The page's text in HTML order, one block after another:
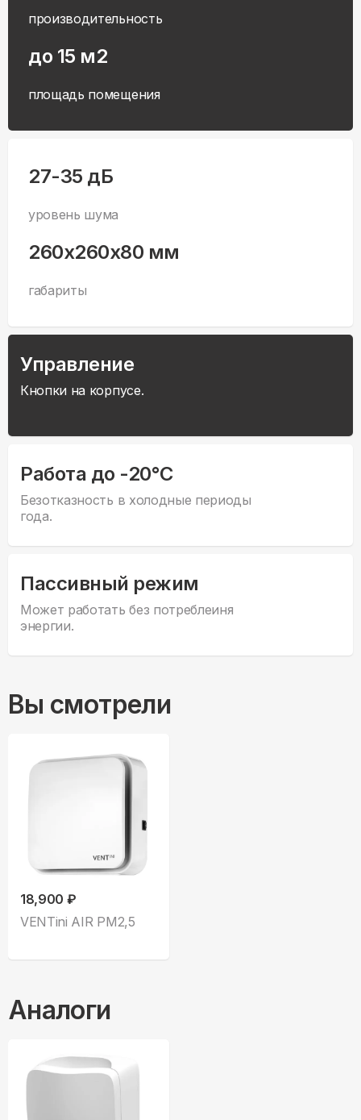
производительность
до 15 м2
площадь помещения
27-35 дБ
уровень шума
260x260x80 мм
габариты
Управление
Кнопки на корпусе.
Работа до -20°С
Безотказность в холодные периоды
года.
Пассивный режим
Может работать без потреблеиня
энергии.
Вы смотрели
18,900 ₽
VENTini AIR PM2,5
Аналоги